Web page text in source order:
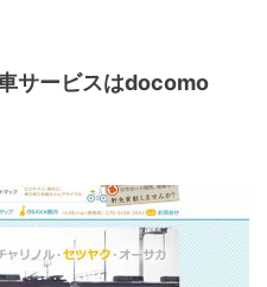
サービスはdocomo